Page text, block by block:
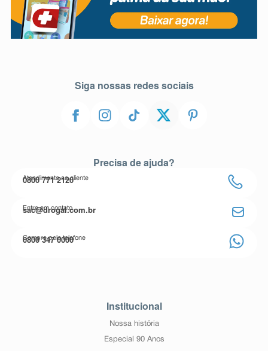
Siga nossas redes sociais
Precisa de ajuda?
Atendimento ao cliente
0800 771 2120
Entre em contato
sac@drogal.com.br
Compre pelo telefone
0800 347 0000
Institucional
Nossa história
Especial 90 Anos